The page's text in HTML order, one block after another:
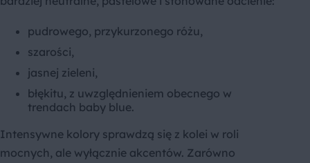
pudrowego, przykurzonego różu,
szarości,
jasnej zieleni,
błękitu, z uwzględnieniem obecnego w
trendach baby blue.
Intensywne kolory sprawdzą się z kolei w roli
mocnych, ale wyłącznie akcentów. Zarówno